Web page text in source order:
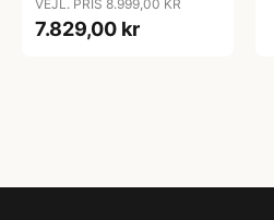
VEJL. PRIS 8.999,00 KR
7.829,00 kr